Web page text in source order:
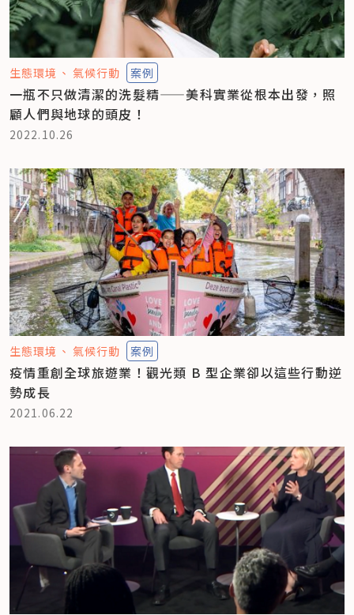
生態環境 氣候行動 案例
一瓶不只做清潔的洗髮精——美科實業從根本出發，照
顧人們與地球的頭皮！
2022.10.26
生態環境 氣候行動 案例
疫情重創全球旅遊業！觀光類 B 型企業卻以這些行動逆
勢成長
2021.06.22